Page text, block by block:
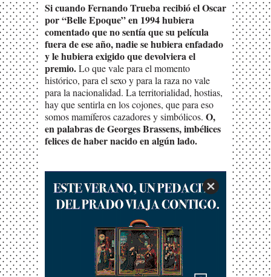
Si cuando Fernando Trueba recibió el Oscar
por “Belle Epoque” en 1994 hubiera
comentado que no sentía que su película
fuera de ese año, nadie se hubiera enfadado
y le hubiera exigido que devolviera el
premio.Lo que vale para el momento
histórico, para el sexo y para la raza no vale
para la nacionalidad. La territorialidad, hostias,
hay que sentirla en los cojones, que para eso
somos mamíferos cazadores y simbólicos. O,
en palabras de Georges Brassens, imbélices
felices de haber nacido en algún lado.